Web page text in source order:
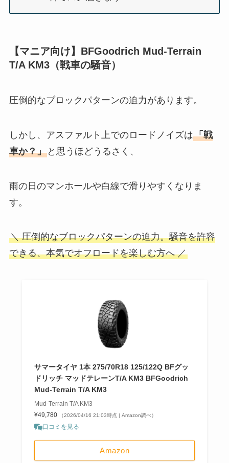
【マニア向け】BFGoodrich Mud-Terrain
T/A KM3（戦車の騒音）
圧倒的なブロックパターンの迫力があります。
しかし、アスファルト上でのロードノイズは「戦
車か？」と思うほどうるさく、
雨の日のマンホールや白線で滑りやすくなりま
す。
＼ 圧倒的なブロックパターンの迫力。騒音を許容
できる、本気でオフロードを楽しむ方へ ／
サマータイヤ 1本 275/70R18 125/122Q BFグッ
ドリッチ マッドテレーンT/A KM3 BFGoodrich
Mud-Terrain T/A KM3
Mud-Terrain T/A KM3
¥49,780
（2026/04/16 21:03時点 | Amazon調べ）
口コミを見る
Amazon